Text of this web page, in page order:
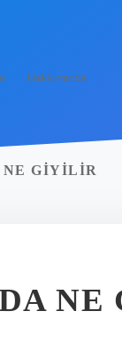
Hakkımızda
NE GIYILIR
NE